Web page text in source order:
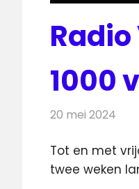
1000
20 mei 2024
Tot en met
twee weken